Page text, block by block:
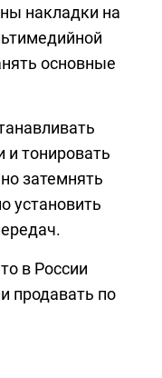
накладки на
основные
тонировать
затемнять
установить
в России
продавать по